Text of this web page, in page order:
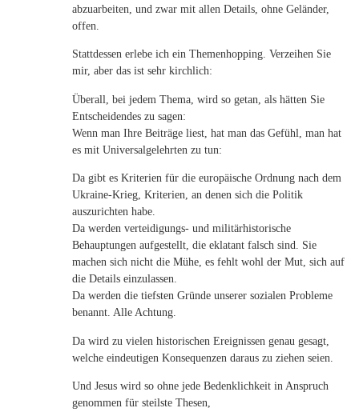
abzuarbeiten, und zwar mit allen Details, ohne Geländer,
offen.
Stattdessen erlebe ich ein Themenhopping. Verzeihen Sie
mir, aber das ist sehr kirchlich:
Überall, bei jedem Thema, wird so getan, als hätten Sie
Entscheidendes zu sagen:
Wenn man Ihre Beiträge liest, hat man das Gefühl, man hat
es mit Universalgelehrten zu tun:
Da gibt es Kriterien für die europäische Ordnung nach dem
Ukraine-Krieg, Kriterien, an denen sich die Politik
auszurichten habe.
Da werden verteidigungs- und militärhistorische
Behauptungen aufgestellt, die eklatant falsch sind. Sie
machen sich nicht die Mühe, es fehlt wohl der Mut, sich auf
die Details einzulassen.
Da werden die tiefsten Gründe unserer sozialen Probleme
benannt. Alle Achtung.
Da wird zu vielen historischen Ereignissen genau gesagt,
welche eindeutigen Konsequenzen daraus zu ziehen seien.
Und Jesus wird so ohne jede Bedenklichkeit in Anspruch
genommen für steilste Thesen,